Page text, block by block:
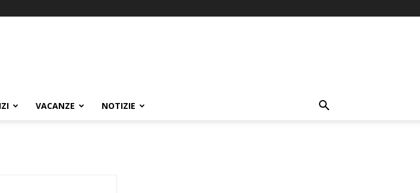
VACANZE NOTIZIE